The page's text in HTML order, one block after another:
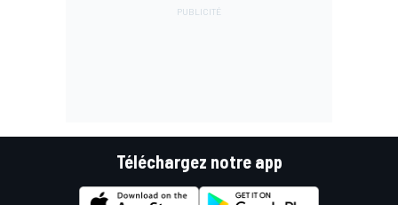
Téléchargez notre app